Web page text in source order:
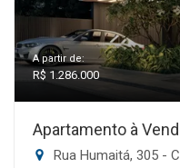
A partir de:
R$ 1.286.000
Apartamento à
Rua Humaitá, 305 -